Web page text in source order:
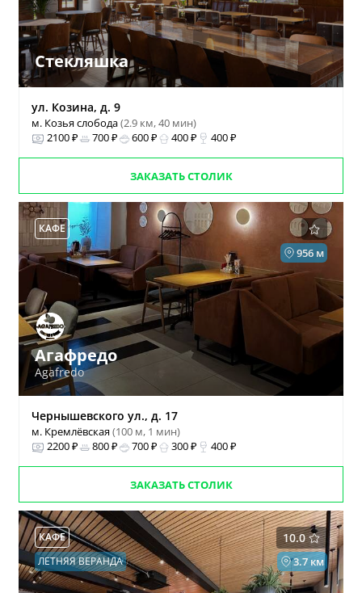
Стекляшка
ул. Козина, д. 9
м. Козья слобода(2.9 км, 40 мин)
2100 ₽
700 ₽ 600 ₽ 400 ₽ 400 ₽
ЗАКАЗАТЬ СТОЛИК
КАФЕ
956 м
Агафредо
Agafredo
Чернышевского ул., д. 17
м. Кремлёвская(100 м, 1 мин)
2200 ₽
800 ₽ 700 ₽ 300 ₽ 400 ₽
ЗАКАЗАТЬ СТОЛИК
10.0
КАФЕ
3.7 км
ЛЕТНЯЯ ВЕРАНДА